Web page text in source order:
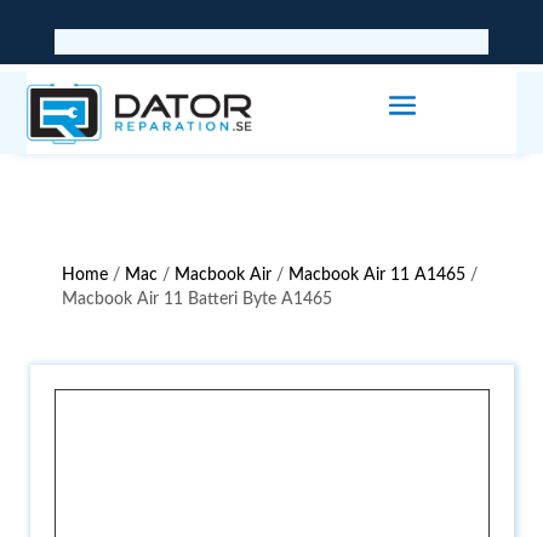
Home / Mac / Macbook Air / Macbook Air 11 A1465 /
Macbook Air 11 Batteri Byte A1465